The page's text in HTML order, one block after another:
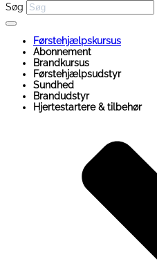
Søg
Førstehjælpskursus
Abonnement
Brandkursus
Førstehjælpsudstyr
Sundhed
Brandudstyr
Hjertestartere & tilbehør